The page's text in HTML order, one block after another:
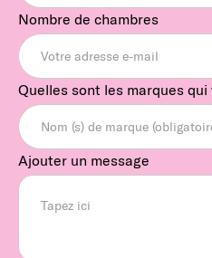
Nombre de chambres
Quelles sont les marques
Ajouter un message